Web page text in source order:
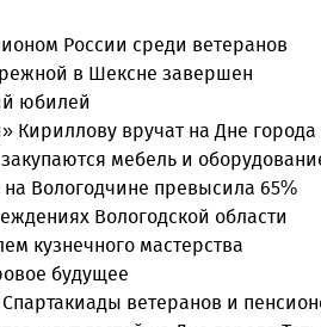
России среди ветеранов
в Шексне завершен
юбилей
Кириллову вручат на Дне города
мебель и
на Вологодчине превысила 65%
Вологодской области
кузнечного мастерства
будущее
ветеранов и